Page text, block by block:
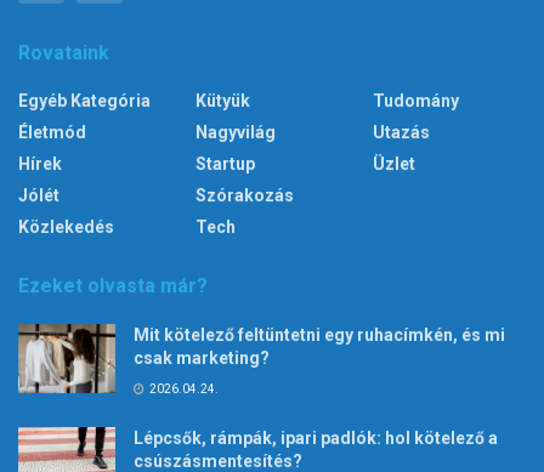
Rovataink
Egyéb Kategória
Életmód
Hírek
Jólét
Közlekedés
Kütyük
Nagyvilág
Startup
Szórakozás
Tech
Tudomány
Utazás
Üzlet
Ezeket olvasta már?
Mit kötelező feltüntetni egy ruhacímkén, és mi
csak marketing?
2026.04.24.
Lépcsők, rámpák, ipari padlók: hol kötelező a
csúszásmentesítés?